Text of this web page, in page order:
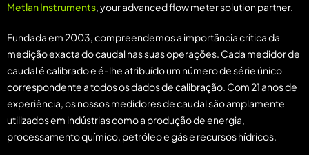
Metlan Instruments, your advanced flow meter solution partner.
Fundada em 2003, compreendemos a importância crítica da
medição exacta do caudal nas suas operações. Cada medidor de
caudal é calibrado e é-lhe atribuído um número de série único
correspondente a todos os dados de calibração. Com 21 anos de
experiência, os nossos medidores de caudal são amplamente
utilizados em indústrias como a produção de energia,
processamento químico, petróleo e gás e recursos hídricos.